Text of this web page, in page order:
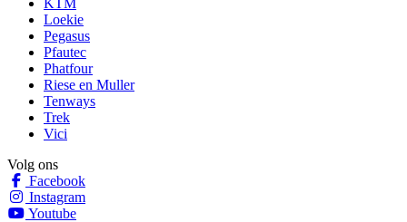
Loekie
Pegasus
Pfautec
Phatfour
Riese en Muller
Tenways
Trek
Vici
Volg ons
Facebook
Instagram
Youtube